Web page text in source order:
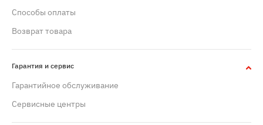
Способы оплаты
Возврат товара
Гарантия и сервис
Гарантийное обслуживание
Сервисные центры